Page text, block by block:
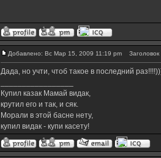
Добавлено: Вс Мар 15, 2009 11:19 pm
Дада, но учти, чтоб такое в последний
Купил казак Мамай видак,
крутил его и так, и сяк.
Морали в этой басне нету,
купил видак - купи касету!